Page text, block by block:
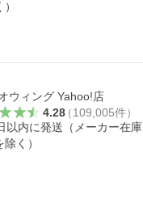
ウィング Yahoo!店
4.28（109,005件）
以内に発送（メーカー在
く）